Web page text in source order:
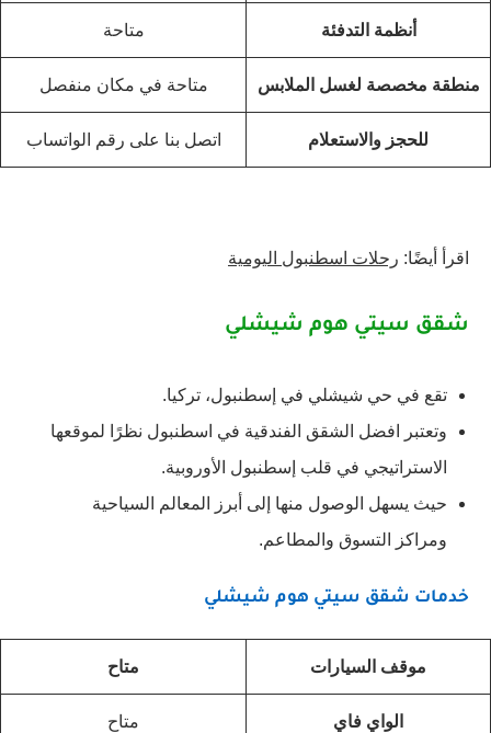
أنظمة التدفئة متاحة
منطقة مخصصة لغسل الملابس متاحة في مكان منفصل
للحجز والاستعلام اتصل بنا على رقم الواتساب
اقرأ أيضًا: رحلات اسطنبول اليومية
شقق سيتي هوم شيشلي
تقع في حي شيشلي في إسطنبول، تركيا.
وتعتبر افضل الشقق الفندقية في اسطنبول نظرًا لموقعها
الاستراتيجي في قلب إسطنبول الأوروبية.
حيث يسهل الوصول منها إلى أبرز المعالم السياحية
ومراكز التسوق والمطاعم.
خدمات شقق سيتي هوم شيشلي
موقف السيارات متاح
الواي فاي متاح